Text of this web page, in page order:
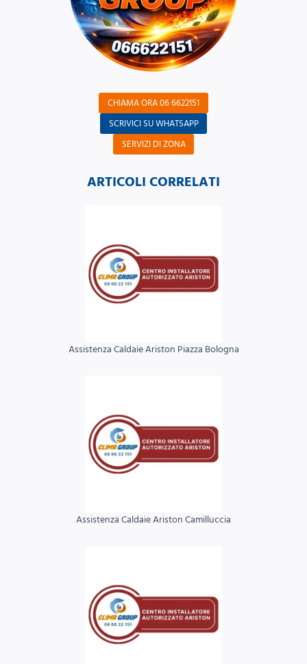
CHIAMA ORA 06 6622151
SCRIVICI SU WHATSAPP
SERVIZI DI ZONA
ARTICOLI CORRELATI
Assistenza Caldaie Ariston Piazza Bologna
Assistenza Caldaie Ariston Camilluccia